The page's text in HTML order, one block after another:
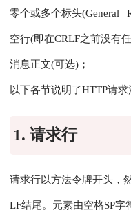
零个或多个标头(General |
空行(即在CRLF之前没有
消息正文(可选)；
以下各节说明了HTTP请
1. 请求行
请求行以方法令牌开头，
LF结尾。元素由空格SP字